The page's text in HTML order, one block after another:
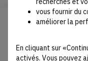
vous fournir du
améliorer la
En cliquant sur
activés. Vous pouvez